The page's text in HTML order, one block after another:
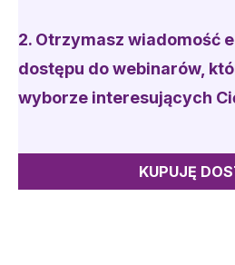
2. Otrzymasz wiadomość
dostępu do webinarów,
wyborze interesujących
KUPUJĘ